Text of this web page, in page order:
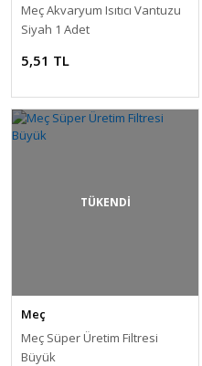
Meç Akvaryum Isıtıcı Vantuzu
Siyah 1 Adet
5,51 TL
TÜKENDİ
Meç
Meç Süper Üretim Filtresi
Büyük